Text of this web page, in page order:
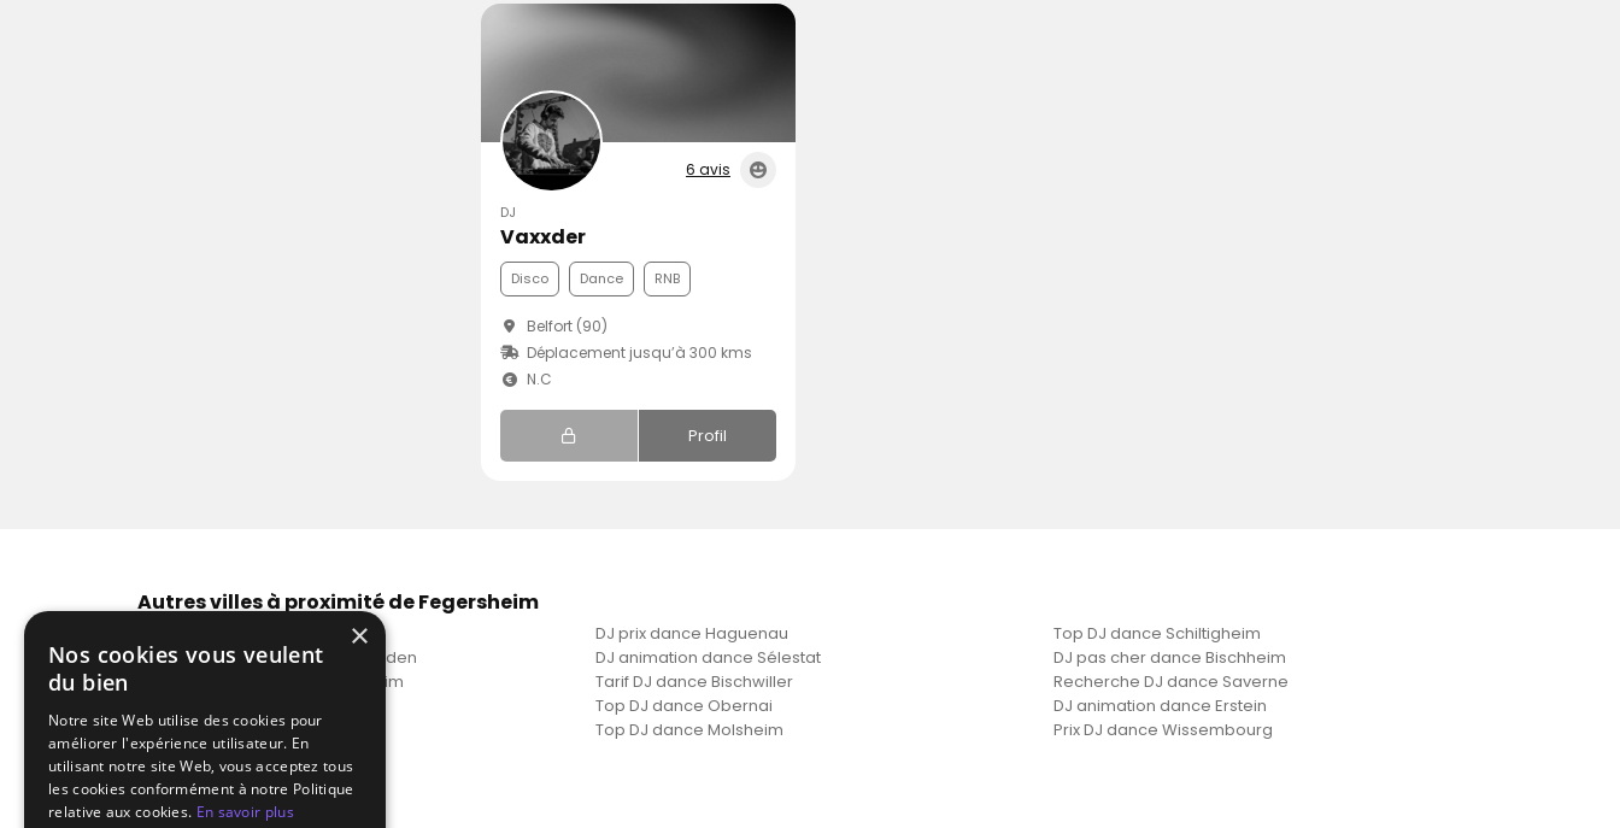
6 avis
DJ
Vaxxder
Disco Dance RNB
Belfort (90)
Déplacement jusqu’à 300 kms
N.C
Profil
Autres villes à proximité de Fegersheim
DJ prix dance Haguenau
Top DJ dance Schiltigheim
Prix DJ dance Illkirch-Graffenstaden
DJ animation dance Sélestat
DJ pas cher dance Bischheim
DJ pour soirée dance Lingolsheim
Tarif DJ dance Bischwiller
Recherche DJ dance Saverne
Top DJ dance Obernai
DJ animation dance Erstein
Top DJ dance Brumath
Top DJ dance Molsheim
Prix DJ dance Wissembourg
Voir plus
×
Nos cookies vous veulent
du bien
Notre site Web utilise des cookies pour
améliorer l'expérience utilisateur. En
utilisant notre site Web, vous acceptez tous
les cookies conformément à notre Politique
relative aux cookies. En savoir plus